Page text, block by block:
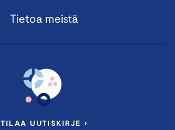
Tietoa meistä
TILAA UUTISKIRJE ›